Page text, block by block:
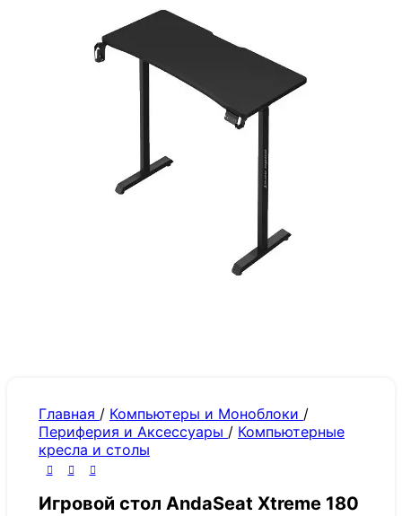
Главная / Компьютеры и Моноблоки /
Периферия и Аксессуары / Компьютерные
кресла и столы
Игровой стол AndaSeat Xtreme 180